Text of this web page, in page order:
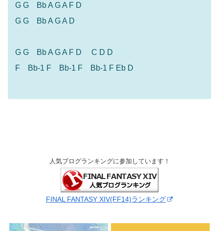
G G Bb A G A F D
G G Bb A G A D
G G Bb A G A F D C D D
F Bb-1 F Bb-1 F Bb-1 F Eb D
人気ブログランキングに参加しています！
FINAL FANTASY XIV(FF14)ランキング